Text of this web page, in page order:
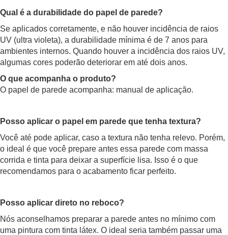
Qual é a durabilidade do papel de parede?
Se aplicados corretamente, e não houver incidência de raios
UV (ultra violeta), a durabilidade mínima é de 7 anos para
ambientes internos. Quando houver a incidência dos raios UV,
algumas cores poderão deteriorar em até dois anos.
O que acompanha o produto?
O papel de parede acompanha: manual de aplicação.
Posso aplicar o papel em parede que tenha textura?
Você até pode aplicar, caso a textura não tenha relevo. Porém,
o ideal é que você prepare antes essa parede com massa
corrida e tinta para deixar a superfície lisa. Isso é o que
recomendamos para o acabamento ficar perfeito.
Posso aplicar direto no reboco?
Nós aconselhamos preparar a parede antes no mínimo com
uma pintura com tinta látex. O ideal seria também passar uma